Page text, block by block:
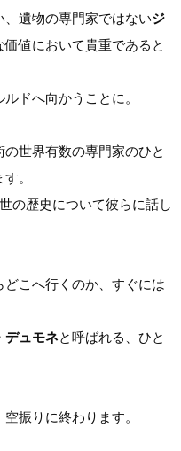
、遺物の専門家ではないジ
値において貴重であると
ドへ向かうことに。
の世界有数の専門家のひと
。
の歴史について彼らに話し
こへ行くのか、すぐには
デュモネと呼ばれる、ひと
振りに終わります。